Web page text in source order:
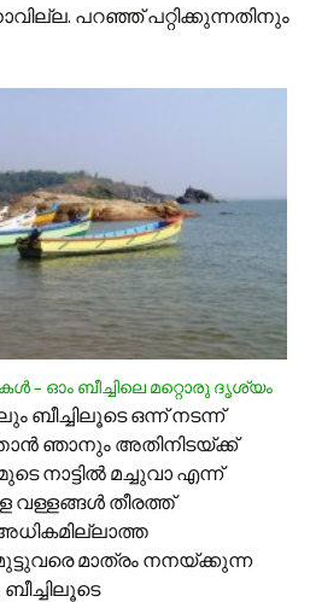
പറഞ്ഞ് പറ്റിക്കുന്നതിനും
ഓം ബീച്ചിലെ മറ്റൊരു ദൃശ്യം
ബീച്ചിലൂടെ ഒന്ന് നടന്ന്
ഞാനും അതിനിടയ്ക്ക്
നാട്ടില്‍ മച്ചുവാ എന്ന്
വള്ളങ്ങള്‍ തീരത്ത്
അധികമില്ലാത്ത
മുട്ടുവരെ മാത്രം നനയ്ക്കുന്ന